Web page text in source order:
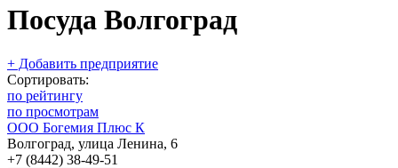
Посуда Волгоград
+ Добавить предприятие
Сортировать:
по рейтингу
по просмотрам
ООО Богемия Плюс К
Волгоград, улица Ленина, 6
+7 (8442) 38-49-51